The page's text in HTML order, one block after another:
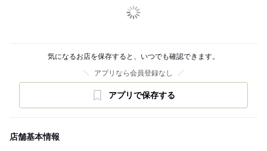
気になるお店を保存すると、いつでも確認できます。
アプリなら会員登録なし
アプリで保存する
店舗基本情報